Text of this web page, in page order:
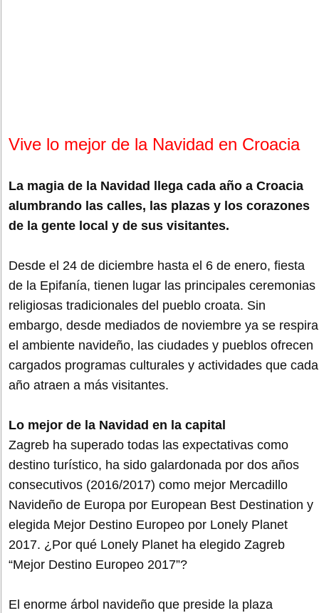
Vive lo mejor de la Navidad en Croacia
La magia de la Navidad llega cada año a Croacia
alumbrando las calles, las plazas y los corazones
de la gente local y de sus visitantes.
Desde el 24 de diciembre hasta el 6 de enero, fiesta
de la Epifanía, tienen lugar las principales ceremonias
religiosas tradicionales del pueblo croata. Sin
embargo, desde mediados de noviembre ya se respira
el ambiente navideño, las ciudades y pueblos ofrecen
cargados programas culturales y actividades que cada
año atraen a más visitantes.
Lo mejor de la Navidad en la capital
Zagreb ha superado todas las expectativas como
destino turístico, ha sido galardonada por dos años
consecutivos (2016/2017) como mejor Mercadillo
Navideño de Europa por European Best Destination y
elegida Mejor Destino Europeo por Lonely Planet
2017. ¿Por qué Lonely Planet ha elegido Zagreb
“Mejor Destino Europeo 2017”?
El enorme árbol navideño que preside la plaza